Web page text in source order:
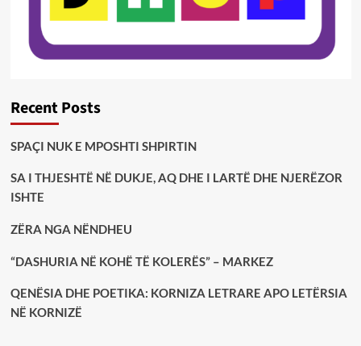
Recent Posts
SPAÇI NUK E MPOSHTI SHPIRTIN
SA I THJESHTË NË DUKJE, AQ DHE I LARTË DHE NJERËZOR
ISHTE
ZËRA NGA NËNDHEU
“DASHURIA NË KOHË TË KOLERËS” – MARKEZ
QENËSIA DHE POETIKA: KORNIZA LETRARE APO LETËRSIA
NË KORNIZË